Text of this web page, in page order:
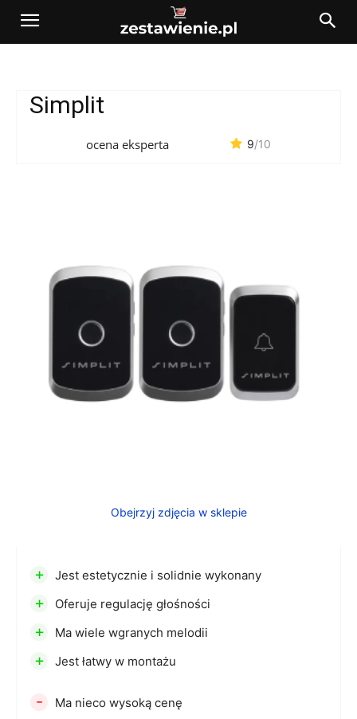
Simplit
ocena eksperta 9/10
Obejrzyj zdjęcia w sklepie
+ Jest estetycznie i solidnie wykonany
+ Oferuje regulację głośności
+ Ma wiele wgranych melodii
+ Jest łatwy w montażu
- Ma nieco wysoką cenę